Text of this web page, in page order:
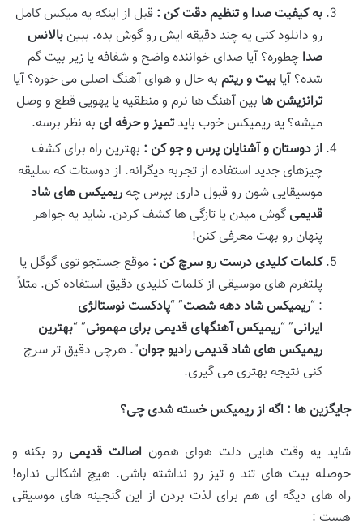
به کیفیت صدا و تنظیم دقت کن : قبل از اینکه یه میکس کامل
رو دانلود کنی یه چند دقیقه ایش رو گوش بده. ببین بالانس
صدا چطوره؟ آیا صدای خواننده واضح و شفافه یا زیر بیت گم
شده؟ آیا بیت و ریتم به حال و هوای آهنگ اصلی می خوره؟ آیا
ترانزیشن ها بین آهنگ ها نرم و منطقیه یا یهویی قطع و وصل
میشه؟ یه ریمیکس خوب بایدتمیز و حرفه ای به نظر برسه.
از دوستان و آشنایان پرس و جو کن : بهترین راه برای کشف
چیزهای جدید استفاده از تجربه دیگرانه. از دوستات که سلیقه
موسیقایی شون رو قبول داری بپرس چه ریمیکس های شاد
قدیمی گوش میدن یا تازگی ها کشف کردن. شاید یه جواهر
پنهان رو بهت معرفی کنن!
کلمات کلیدی درست رو سرچ کن : موقع جستجو توی گوگل یا
پلتفرم های موسیقی از کلمات کلیدی دقیق استفاده کن. مثلاً
: “ریمیکس شاد دهه شصت” “پادکست نوستالژی
ایرانی” “ریمیکس آهنگهای قدیمی برای مهمونی” “بهترین
ریمیکس های شاد قدیمی رادیو جوان“. هرچی دقیق تر سرچ
کنی نتیجه بهتری می گیری.
جایگزین ها : اگه از ریمیکس خسته شدی چی؟
شاید یه وقت هایی دلت هوای همون اصالت قدیمی رو بکنه و
حوصله بیت های تند و تیز رو نداشته باشی. هیچ اشکالی نداره!
راه های دیگه ای هم برای لذت بردن از این گنجینه های موسیقی
هست :